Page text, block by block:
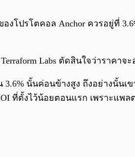
งโปรโตคอล Anchor ควรอยู่ที่
Labs ตัดสินใจว่าราค
นั้นค่อนข้างสูง ถึงอย่างนั้นเ
ที่ตั้งไว้น้อยตอนแรก เพราะ